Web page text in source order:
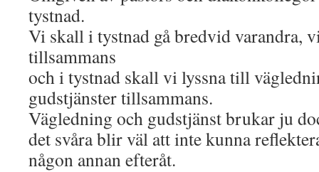
tystnad.
Vi skall i tystnad gå bredvid varandra,
tillsammans
och i tystnad skall vi lyssna till
gudstjänster tillsammans.
Vägledning och gudstjänst brukar ju
det svåra blir väl att inte kunna
någon annan efteråt.